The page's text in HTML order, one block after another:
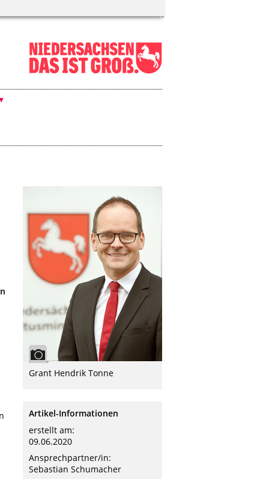
Grant Hendrik Tonne
Artikel-Informationen
erstellt am:
09.06.2020
Ansprechpartner/in:
Sebastian Schumacher